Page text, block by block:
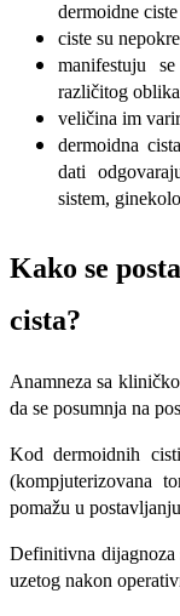
dermoidne ciste
ciste su
manifestuju
različitog
veličina im
dermoidna
dati
sistem,
Kako se
cista?
Anamneza sa
da se posumnja na
Kod dermoidnih
(kompjuterizovana
pomažu u
Definitivna dijagnoza
uzetog nakon